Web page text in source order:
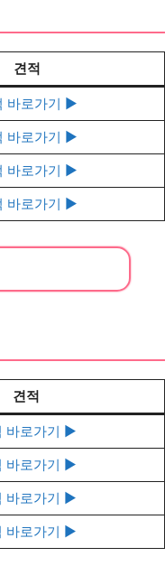
견적
바로가기 ▶️
바로가기 ▶️
바로가기 ▶️
바로가기 ▶️
견적
바로가기 ▶️
바로가기 ▶️
바로가기 ▶️
바로가기 ▶️